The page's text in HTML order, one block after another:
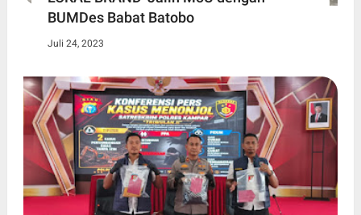
BUMDes Babat Batobo
Juli 24, 2023